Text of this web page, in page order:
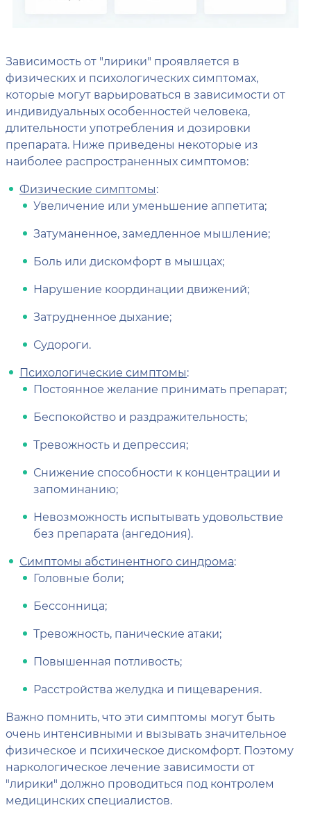
Зависимость от "лирики" проявляется в
физических и психологических симптомах,
которые могут варьироваться в зависимости от
индивидуальных особенностей человека,
длительности употребления и дозировки
препарата. Ниже приведены некоторые из
наиболее распространенных симптомов:
Физические симптомы:
Увеличение или уменьшение аппетита;
Затуманенное, замедленное мышление;
Боль или дискомфорт в мышцах;
Нарушение координации движений;
Затрудненное дыхание;
Судороги.
Психологические симптомы:
Постоянное желание принимать препарат;
Беспокойство и раздражительность;
Тревожность и депрессия;
Снижение способности к концентрации и
запоминанию;
Невозможность испытывать удовольствие
без препарата (ангедония).
Симптомы абстинентного синдрома:
Головные боли;
Бессонница;
Тревожность, панические атаки;
Повышенная потливость;
Расстройства желудка и пищеварения.
Важно помнить, что эти симптомы могут быть
очень интенсивными и вызывать значительное
физическое и психическое дискомфорт. Поэтому
наркологическое лечение зависимости от
"лирики" должно проводиться под контролем
медицинских специалистов.